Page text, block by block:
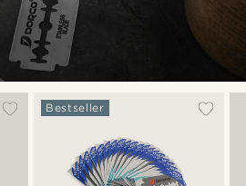
Bestseller